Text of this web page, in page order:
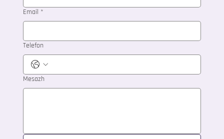
Email *
Telefon
Mesazh